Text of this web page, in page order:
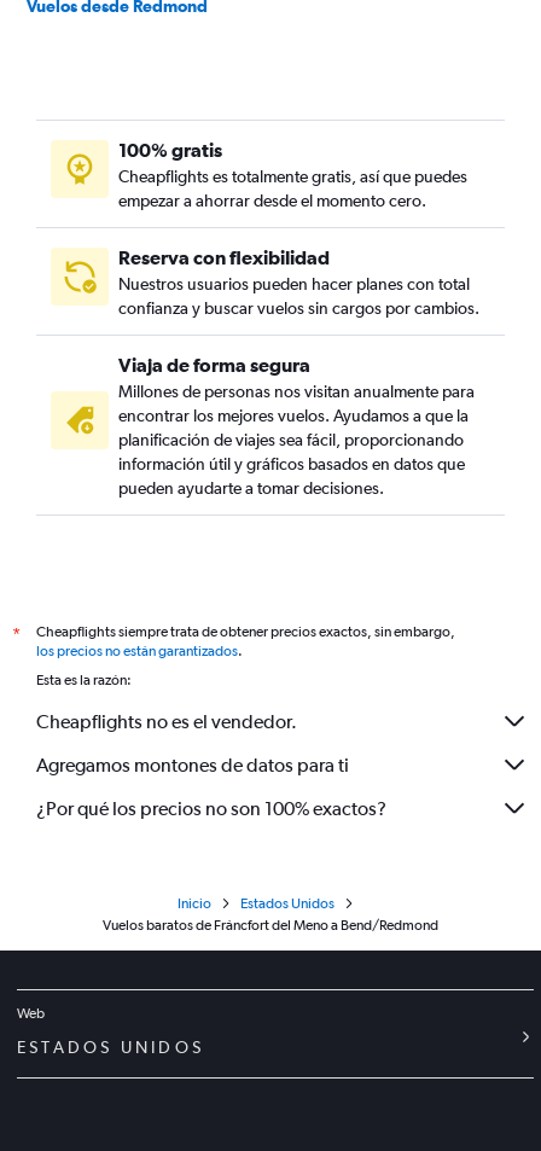
Vuelos desde Redmond
100% gratis
Cheapflights es totalmente gratis, así que puedes
empezar a ahorrar desde el momento cero.
Reserva con flexibilidad
Nuestros usuarios pueden hacer planes con total
confianza y buscar vuelos sin cargos por cambios.
Viaja de forma segura
Millones de personas nos visitan anualmente para
encontrar los mejores vuelos. Ayudamos a que la
planificación de viajes sea fácil, proporcionando
información útil y gráficos basados en datos que
pueden ayudarte a tomar decisiones.
*
Cheapflights siempre trata de obtener precios exactos, sin embargo,
los precios no están garantizados.
Esta es la razón:
Cheapflights no es el vendedor.
Agregamos montones de datos para ti
¿Por qué los precios no son 100% exactos?
Inicio
Estados Unidos
Vuelos baratos de Fráncfort del Meno a Bend/Redmond
Web
ESTADOS UNIDOS